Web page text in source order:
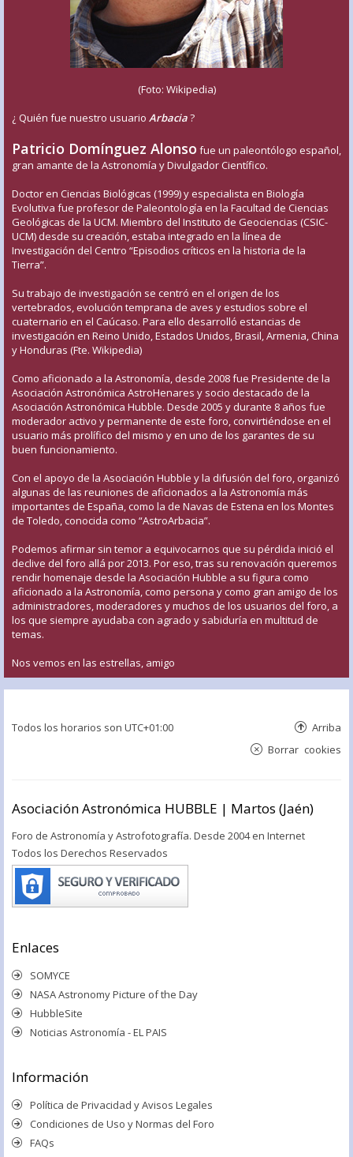
(Foto: Wikipedia)
¿ Quién fue nuestro usuario Arbacia?
Patricio Domínguez Alonso fue un paleontólogo español,
gran amante de la Astronomía y Divulgador Científico.
Doctor en Ciencias Biológicas (1999) y especialista en Biología
Evolutiva fue profesor de Paleontología en la Facultad de Ciencias
Geológicas de la UCM. Miembro del Instituto de Geociencias (CSIC-
UCM) desde su creación, estaba integrado en la línea de
Investigación del Centro “Episodios críticos en la historia de la
Tierra”.
Su trabajo de investigación se centró en el origen de los
vertebrados, evolución temprana de aves y estudios sobre el
cuaternario en el Caúcaso. Para ello desarrolló estancias de
investigación en Reino Unido, Estados Unidos, Brasil, Armenia, China
y Honduras (Fte. Wikipedia)
Como aficionado a la Astronomía, desde 2008 fue Presidente de la
Asociación Astronómica AstroHenares y socio destacado de la
Asociación Astronómica Hubble. Desde 2005 y durante 8 años fue
moderador activo y permanente de este foro, convirtiéndose en el
usuario más prolífico del mismo y en uno de los garantes de su
buen funcionamiento.
Con el apoyo de la Asociación Hubble y la difusión del foro, organizó
algunas de las reuniones de aficionados a la Astronomía más
importantes de España, como la de Navas de Estena en los Montes
de Toledo, conocida como “AstroArbacia”.
Podemos afirmar sin temor a equivocarnos que su pérdida inició el
declive del foro allá por 2013. Por eso, tras su renovación queremos
rendir homenaje desde la Asociación Hubble a su figura como
aficionado a la Astronomía, como persona y como gran amigo de los
administradores, moderadores y muchos de los usuarios del foro, a
los que siempre ayudaba con agrado y sabiduría en multitud de
temas.
Nos vemos en las estrellas, amigo
Todos los horarios son UTC+01:00 Arriba
Borrar cookies
Asociación Astronómica HUBBLE | Martos (Jaén)
Foro de Astronomía y Astrofotografía. Desde 2004 en Internet
Todos los Derechos Reservados
Enlaces
SOMYCE
NASA Astronomy Picture of the Day
HubbleSite
Noticias Astronomía - EL PAIS
Información
Política de Privacidad y Avisos Legales
Condiciones de Uso y Normas del Foro
FAQs